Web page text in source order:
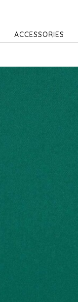
ACCESSORIES